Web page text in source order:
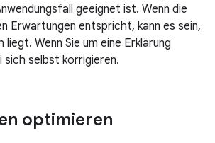
geeignet ist. Wenn die
Erwartungen entspricht, kann es sein,
Wenn Sie um eine Erklärung
sich selbst korrigieren.
optimieren